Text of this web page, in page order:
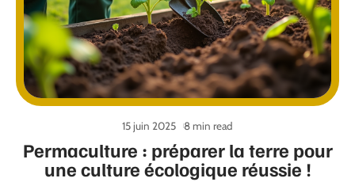
Permaculture : préparer la terre pour
une culture écologique réussie !
15 juin 2025 8 min read